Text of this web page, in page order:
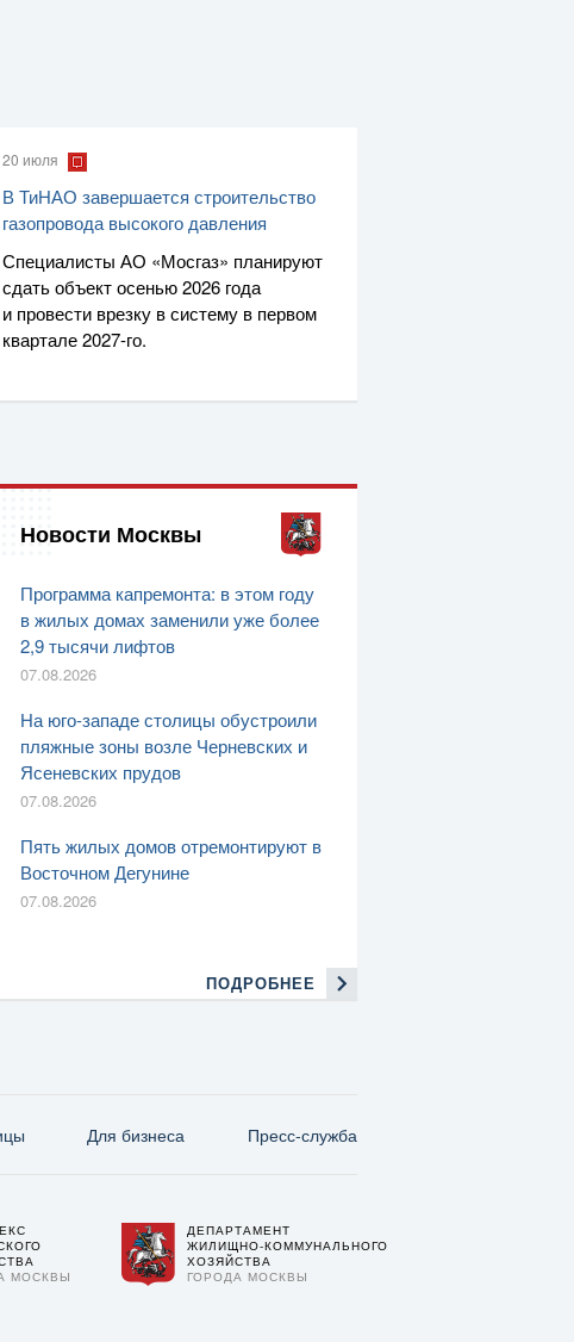
20 июля
В ТиНАО завершается строительство
газопровода высокого давления
Специалисты АО «Мосгаз» планируют
сдать объект осенью 2026 года
и провести врезку в систему в первом
квартале2027-го.
Новости Москвы
Программа капремонта: в этом году
в жилых домах заменили уже более
2,9 тысячи лифтов
07.08.2026
На юго-западе столицы обустроили
пляжные зоны возле Черневских и
Ясеневских прудов
07.08.2026
Пять жилых домов отремонтируют в
Восточном Дегунине
07.08.2026
ПОДРОБНЕЕ
Для бизнеса Пресс-служба
МОСКВЫ
ДЕПАРТАМЕНТ
ЖИЛИЩНО-КОММУНАЛЬНОГО
ХОЗЯЙСТВА
ГОРОДА МОСКВЫ